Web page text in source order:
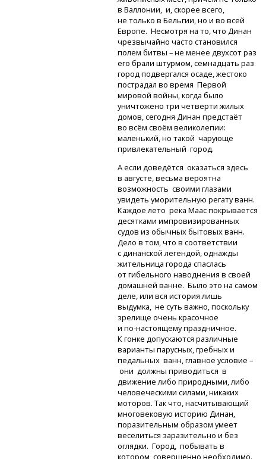
в Валлонии, и, скорее всего,
не только в Бельгии, но и во всей
Европе. Несмотря на то, что Динан
чрезвычайно часто становился
полем битвы – не менее двухсот раз
его брали штурмом, семнадцать раз
город подвергался осаде, жестоко
пострадал во время Первой
мировой войны, когда было
уничтожено три четверти жилых
домов, сегодня Динан предстаёт
во всём своём великолепии:
маленький, но такой чарующе
привлекательный город.
А если доведётся оказаться здесь
в августе, весьма вероятна
возможность своими глазами
увидеть уморительную регату ванн.
Каждое лето река Маас покрывается
десятками импровизированных
судов из обычных бытовых ванн.
Дело в том, что в соответствии
с динанской легендой, однажды
жительница города спаслась
от гибельного наводнения в своей
домашней ванне. Было это на самом
деле, или вся история лишь
выдумка, не суть важно, поскольку
зрелище очень красочное
и по-настоящемупраздничное.
К гонке допускаются различные
варианты парусных, гребных и
педальных ванн, главное условие –
они должны приводиться в
движение либо природными, либо
человеческими силами, никаких
моторов. Так что, насчитывающий
многовековую историю Динан,
поразительным образом умеет
веселиться заразительно и без
оглядки. Город, побывать в
котором совершенно необходимо.